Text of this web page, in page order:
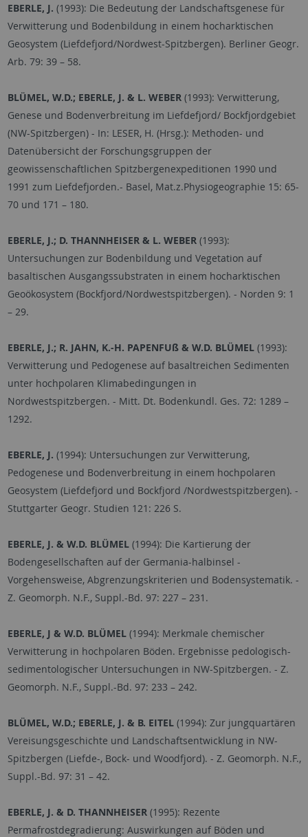
EBERLE, J. (1993): Die Bedeutung der Landschaftsgenese für
Verwitterung und Bodenbildung in einem hocharktischen
Geosystem (Liefdefjord/Nordwest-Spitzbergen). Berliner Geogr.
Arb. 79: 39 –58.
BLÜMEL, W.D.; EBERLE, J. & L. WEBER(1993): Verwitterung,
Genese und Bodenverbreitung im Liefdefjord/ Bockfjordgebiet
(NW-Spitzbergen) - In: LESER, H. (Hrsg.): Methoden- und
Datenübersicht der Forschungsgruppen der
geowissenschaftlichen Spitzbergenexpeditionen 1990 und
1991 zum Liefdefjorden.- Basel, Mat.z.Physiogeographie 15: 65-
70 und 171 –180.
EBERLE, J.; D. THANNHEISER & L. WEBER(1993):
Untersuchungen zur Bodenbildung und Vegetation auf
basaltischen Ausgangssubstraten in einem hocharktischen
Geoökosystem (Bockfjord/Nordwestspitzbergen). - Norden 9: 1
–29.
EBERLE, J.; R. JAHN, K.-H. PAPENFUß & W.D. BLÜMEL(1993):
Verwitterung und Pedogenese auf basaltreichen Sedimenten
unter hochpolaren Klimabedingungen in
Nordwestspitzbergen. - Mitt. Dt. Bodenkundl. Ges. 72: 1289 –
1292.
EBERLE, J. (1994): Untersuchungen zur Verwitterung,
Pedogenese und Bodenverbreitung in einem hochpolaren
Geosystem (Liefdefjord und Bockfjord /Nordwestspitzbergen). -
Stuttgarter Geogr. Studien 121: 226 S.
EBERLE, J. & W.D. BLÜMEL(1994): Die Kartierung der
Bodengesellschaften auf der Germania-halbinsel -
Vorgehensweise, Abgrenzungskriterien und Bodensystematik. -
Z. Geomorph. N.F., Suppl.-Bd. 97: 227 –231.
EBERLE, J & W.D. BLÜMEL(1994): Merkmale chemischer
Verwitterung in hochpolaren Böden. Ergebnisse pedologisch-
sedimentologischer Untersuchungen in NW-Spitzbergen. - Z.
Geomorph. N.F., Suppl.-Bd. 97: 233 –242.
BLÜMEL, W.D.; EBERLE, J. & B. EITEL(1994): Zur jungquartären
Vereisungsgeschichte und Landschaftsentwicklung in NW-
Spitzbergen (Liefde-, Bock- und Woodfjord). - Z. Geomorph. N.F.,
Suppl.-Bd. 97: 31 –42.
EBERLE, J. & D. THANNHEISER (1995): Rezente
Permafrostdegradierung: Auswirkungen auf Böden und